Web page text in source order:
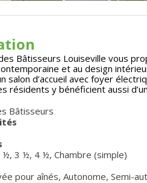
Bâtisseurs Louiseville vous
et au design
salon d’accueil avec foyer
résidents y bénéficient aussi
Bâtisseurs
½, 3 ½, 4 ½, Chambre (simple)
pour aînés, Autonome, Semi-